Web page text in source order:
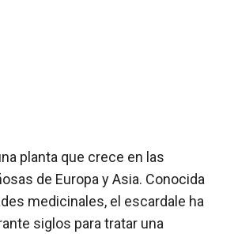
planta que crece en las
de Europa y Asia. Conocida
medicinales, el escardale ha
siglos para tratar una